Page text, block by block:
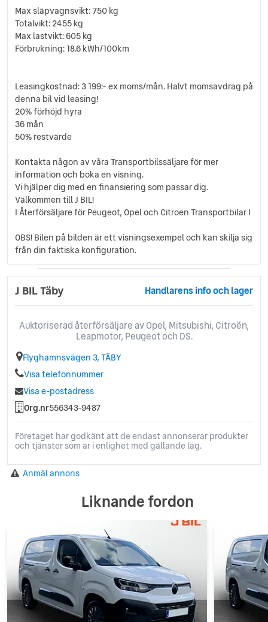
Förvaringsfack taket ovan förare
Förvaringsfack under handskfacket
Halogenstrålkastare
Handskfack
Justerbar ratt
Justerbart förarsäte
Mellanvägg med genomlastningslucka
Nackskydd justerbara i höjd
Parkeringsensorer bak
Radio
Regnsensor
Servostyrning
Sidospeglar med defroster
Skyddsinklädnad väggar
Trafikskyltsavläsning
Trötthetsvarnare
Tygklädsel Grå Mistral
Uppvärmd multifunktionsratt
Uppvärmda säten
VAEB (Videoassisterad Autobroms)
Visiopark 180° Backkamera
Max släpvagnsvikt: 750 kg
Totalvikt: 2455 kg
Max lastvikt: 605 kg
Förbrukning: 18.6 kWh/100km
Leasingkostnad: 3 199:- ex moms/mån. Halvt momsavdrag på
denna bil vid leasing!
20% förhöjd hyra
36 mån
50% restvärde
Kontakta någon av våra Transportbilssäljare för mer
information och boka en visning.
Vi hjälper dig med en finansiering som passar dig.
Välkommen till J BIL!
I Återförsäljare för Peugeot, Opel och Citroen Transportbilar I
OBS! Bilen på bilden är ett visningsexempel och kan skilja sig
från din faktiska konfiguration.
J BIL Täby Handlarens info och lager
Auktoriserad återförsäljare av Opel, Mitsubishi, Citroën,
Leapmotor, Peugeot och DS.
Flyghamnsvägen 3, TÄBY
Visa telefonnummer
Visa e-postadress
Org.nr556343-9487
Företaget har godkänt att de endast annonserar produkter
och tjänster som är i enlighet med gällande lag.
Anmäl annons
Liknande fordon